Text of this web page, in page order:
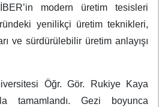
modern üretim tesisleri
yenilikçi üretim teknikleri,
ve sürdürülebilir üretim anlayışı
Öğr. Gör. Rukiye Kaya
tamamlandı. Gezi boyunca